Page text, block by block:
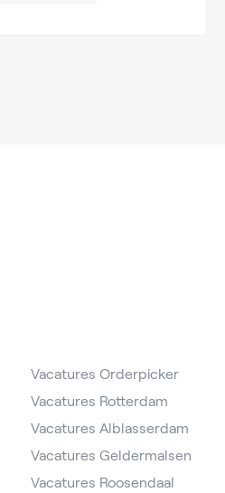
Vacatures Orderpicker
Vacatures Rotterdam
Vacatures Alblasserdam
Vacatures Geldermalsen
Vacatures Roosendaal